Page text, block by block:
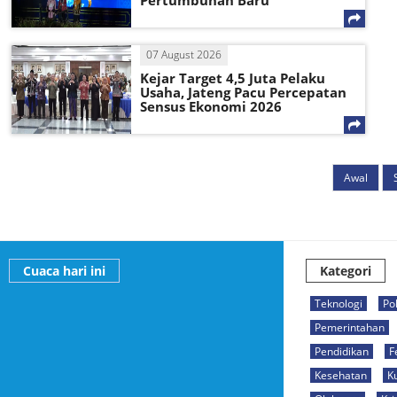
07 August 2026
Kejar Target 4,5 Juta Pelaku
Usaha, Jateng Pacu Percepatan
Sensus Ekonomi 2026
Awal
Cuaca hari ini Kategori
Teknologi
Pemerintahan
Pendidikan
Kesehatan